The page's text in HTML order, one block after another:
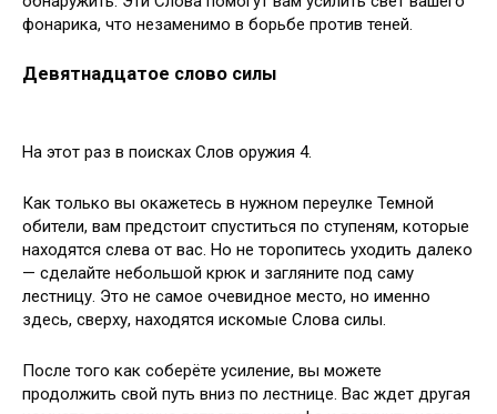
фонарика, что незаменимо в борьбе против теней.
Девятнадцатое слово силы
На этот раз в поисках Слов оружия 4.
Как только вы окажетесь в нужном переулке Темной
обители, вам предстоит спуститься по ступеням, которые
находятся слева от вас. Но не торопитесь уходить далеко
— сделайте небольшой крюк и загляните под саму
лестницу. Это не самое очевидное место, но именно
здесь, сверху, находятся искомые Слова силы.
После того как соберёте усиление, вы можете
продолжить свой путь вниз по лестнице. Вас ждет другая